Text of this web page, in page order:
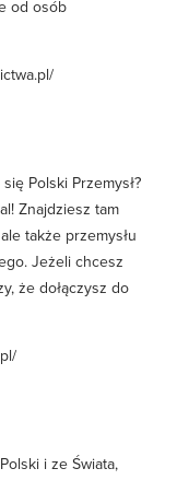
od osób
Polski Przemysł?
Znajdziesz tam
także przemysłu
Jeżeli chcesz
że dołączysz do
i ze Świata,